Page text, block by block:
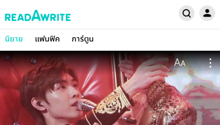
นิยาย แฟนฟิค การ์ตูน